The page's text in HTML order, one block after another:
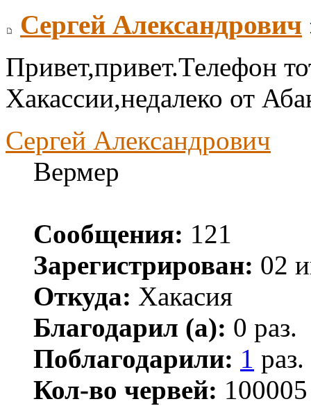
Сергей Александрович
Привет,привет.Телефон
Хакассии,недалеко от
Сергей Александрович
Вермер
Сообщения: 121
Зарегистрирован: 02
Откуда: Хакасия
Благодарил (а): 0 раз.
Поблагодарили: 1 раз.
Кол-во червей: 100005